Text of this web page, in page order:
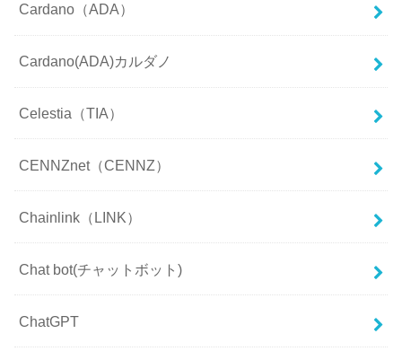
Cardano（ADA）
Cardano(ADA)カルダノ
Celestia（TIA）
CENNZnet（CENNZ）
Chainlink（LINK）
Chat bot(チャットボット)
ChatGPT